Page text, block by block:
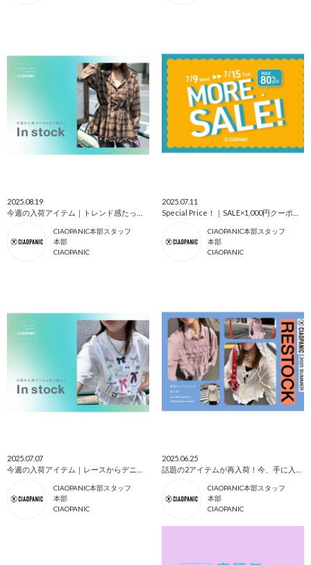
2025.08.19
CIAOPANIC本部スタッフ
本部
CIAOPANIC
2025.07.11
CIAOPANIC本部スタッフ
本部
CIAOPANIC
2025.07.07
CIAOPANIC本部スタッフ
本部
CIAOPANIC
2025.06.25
CIAOPANIC本部スタッフ
本部
CIAOPANIC